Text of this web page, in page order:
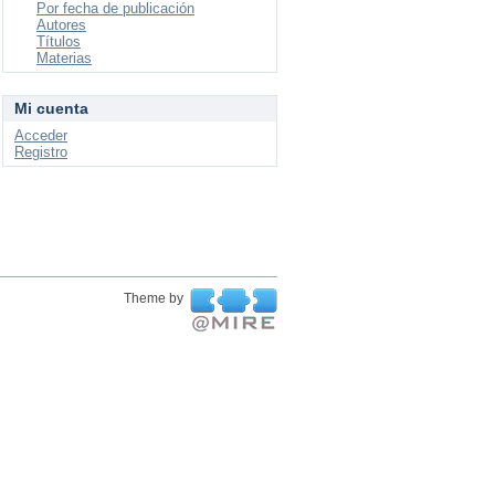
Por fecha de publicación
Autores
Títulos
Materias
Mi cuenta
Acceder
Registro
Theme by